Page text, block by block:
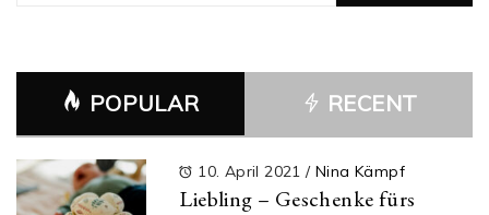
POPULAR RECENT
10. April 2021/ Nina Kämpf
Liebling – Geschenke fürs